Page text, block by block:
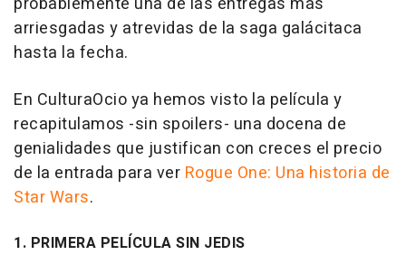
arriesgadas y atrevidas de la saga galácitaca
hasta la fecha.
En CulturaOcio ya hemos visto la película y
recapitulamos -sin spoilers- una docena de
genialidades que justifican con creces el precio
de la entrada para ver Rogue One: Una historia de
Star Wars.
1. PRIMERA PELÍCULA SIN JEDIS